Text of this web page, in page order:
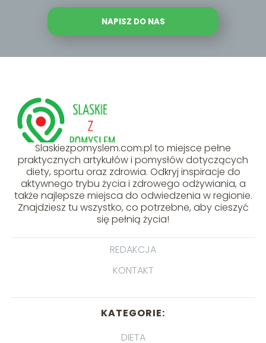
NAPISZ DO NAS
Slaskiezpomyslem.com.pl to miejsce pełne
praktycznych artykułów i pomysłów dotyczących
diety, sportu oraz zdrowia. Odkryj inspiracje do
aktywnego trybu życia i zdrowego odżywiania, a
także najlepsze miejsca do odwiedzenia w regionie.
Znajdziesz tu wszystko, co potrzebne, aby cieszyć
się pełnią życia!
REDAKCJA
KONTAKT
KATEGORIE:
DIETA